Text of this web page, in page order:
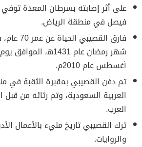
على أثر إصابته بسرطان المعدة
فيصل في منطقة الرياض.
أغسطس عام 2010م.
تم دفن القصيبي بمقبرة الثقبة في
العربية السعودية، وتم رثائه من قبل
العرب.
ترك القصيبي تاريخ مليء بالأعمال
والروايات.